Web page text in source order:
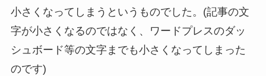
小さくなってしまうというものでした。(記事の文
字が小さくなるのではなく、ワードプレスのダッ
シュボード等の文字までも小さくなってしまった
のです)